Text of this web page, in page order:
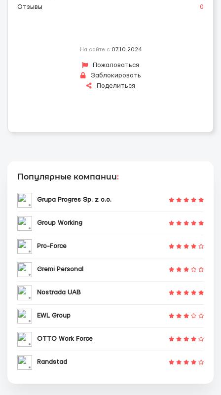
Отзывы
0
На сайте с 07.10.2024
Пожаловаться
Заблокировать
Поделиться
Популярные компании:
Grupa Progres Sp. z o.o.
Group Working
Pro-Force
Gremi Personal
Nostrada UAB
EWL Group
OTTO Work Force
Randstad